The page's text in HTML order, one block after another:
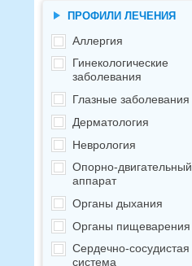
ПРОФИЛИ ЛЕЧЕНИЯ
Аллергия
Гинекологические
заболевания
Глазные заболевания
Дерматология
Неврология
Опорно-двигательный
аппарат
Органы дыхания
Органы пищеварения
Сердечно-сосудистая
система